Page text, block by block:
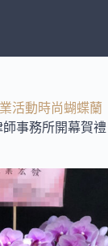
活動時尚蝴蝶蘭
事務所開幕賀禮